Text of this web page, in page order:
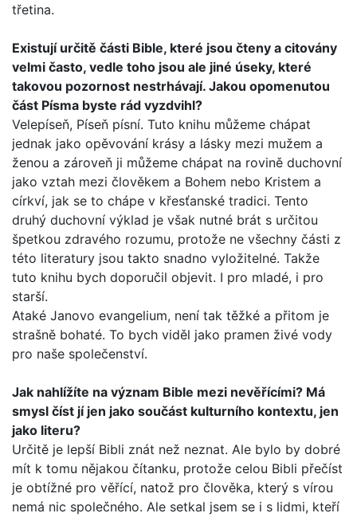
třetina.
Existují určitě části Bible, které jsou čteny a citovány
velmi často, vedle toho jsou ale jiné úseky, které
takovou pozor­nost nestrhávají. Jakou opomenutou
část Písma byste rád vyzdvihl?
Velepíseň, Píseň písní. Tuto knihu můžeme chápat
jednak jako opěvování krásy a lásky mezi mužem a
ženou a zároveň ji můžeme chápat na rovině duchovní
jako vztah mezi člově­kem a Bohem nebo Kristem a
církví, jak se to chápe v křesťan­ské tradici. Tento
druhý duchovní výklad je však nutné brát s určitou
špetkou zdravého rozumu, protože ne všechny části z
této literatury jsou takto snadno vyložitelné. Takže
tuto kni­hu bych doporučil objevit. I pro mladé, i pro
starší.
Ataké Janovo evangelium, není tak těžké a přitom je
strašně bohaté. To bych viděl jako pramen živé vody
pro naše spole­čenství.
Jak nahlížíte na význam Bible mezi nevěřícími? Má
smysl číst jí jen jako součást kulturního kontextu, jen
jako lite­ru?
Určitě je lepší Bibli znát než neznat. Ale bylo by dobré
mít k tomu nějakou čítanku, protože celou Bibli přečíst
je obtížné pro věřící, natož pro člověka, který s vírou
nemá nic společ­ného. Ale setkal jsem se i s lidmi, kteří